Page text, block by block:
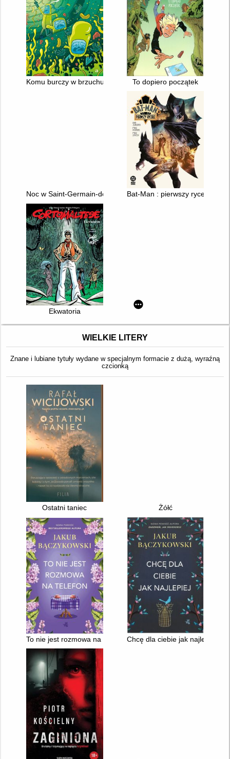
Komu burczy w brzuchu? To dopiero początek
Noc w Saint-Germain-des-Prés Bat-Man : pierwszy rycerz
Ekwatoria
WIELKIE LITERY
Znane i lubiane tytuły wydane w specjalnym formacie z dużą, wyraźną
czcionką
Ostatni taniec Żółć
To nie jest rozmowa na telefon Chcę dla ciebie jak najlepiej